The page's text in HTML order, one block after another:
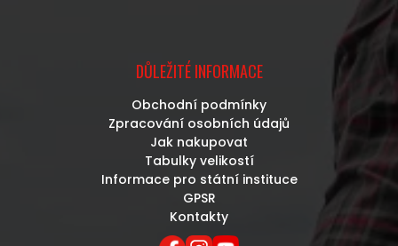
DŮLEŽITÉ INFORMACE
Obchodní podmínky
Zpracování osobních údajů
Jak nakupovat
Tabulky velikostí
Informace pro státní instituce
GPSR
Kontakty